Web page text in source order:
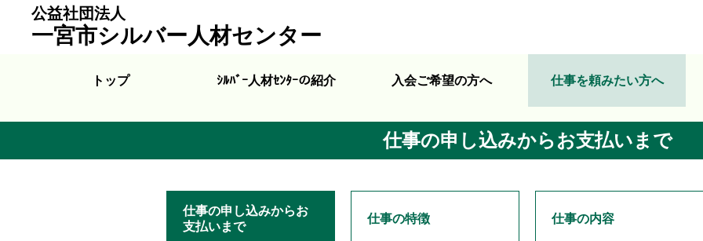
公益社団法人
一宮市シルバー人材センター
トップ ｼﾙﾊﾞｰ人材ｾﾝﾀｰの紹介 入会ご希望の方へ 仕事を頼みたい方へ
仕事の申し込みからお支払いまで
仕事の申し込みからお
支払いまで
仕事の特徴 仕事の内容